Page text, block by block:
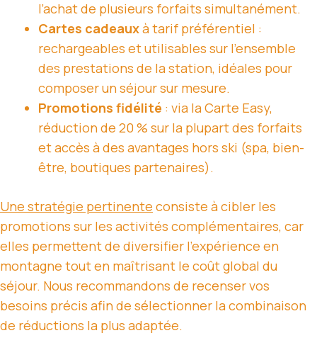
l’achat de plusieurs forfaits simultanément.
Cartes cadeauxà tarif préférentiel :
rechargeables et utilisables sur l’ensemble
des prestations de la station, idéales pour
composer un séjour sur mesure.
Promotions fidélité : via la Carte Easy,
réduction de 20 % sur la plupart des forfaits
et accès à des avantages hors ski (spa, bien-
être, boutiques partenaires).
Une stratégie pertinente consiste à cibler les
promotions sur les activités complémentaires, car
elles permettent de diversifier l’expérience en
montagne tout en maîtrisant le coût global du
séjour. Nous recommandons de recenser vos
besoins précis afin de sélectionner la combinaison
de réductions la plus adaptée.